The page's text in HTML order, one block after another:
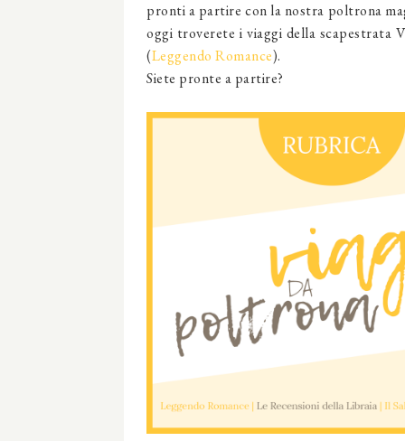
pronti a partire con la nostra poltrona
oggi troverete i viaggi della scapestrata
(Leggendo Romance).
Siete pronte a partire?